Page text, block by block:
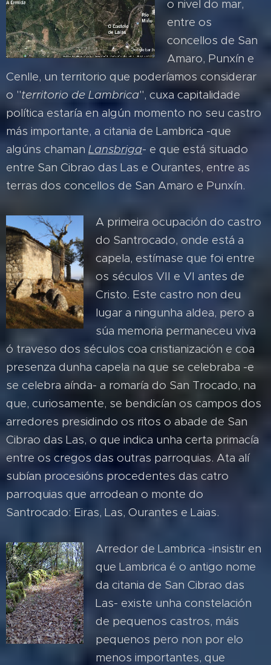
o nivel do mar,
entre os
concellos de San
Amaro, Punxín e
Cenlle, un territorio que poderíamos considerar
o "territorio de Lambrica", cuxa capitalidade
política estaría en algún momento no seu castro
más importante, a citania de Lambrica -que
algúns chaman Lansbriga- e que está situado
entre San Cibrao das Las e Ourantes, entre as
terras dos concellos de San Amaro e Punxín.
A primeira ocupación do castro
do Santrocado, onde está a
capela, estímase que foi entre
os séculos VII e VI antes de
Cristo. Este castro non deu
lugar a ningunha aldea, pero a
súa memoria permaneceu viva
ó traveso dos séculos coa cristianización e coa
presenza dunha capela na que se celebraba -e
se celebra aínda- a romaría do San Trocado, na
que, curiosamente, se bendicían os campos dos
arredores presidindo os ritos o abade de San
Cibrao das Las, o que indica unha certa primacía
entre os cregos das outras parroquias. Ata alí
subían procesións procedentes das catro
parroquias que arrodean o monte do
Santrocado: Eiras, Las, Ourantes e Laias.
Arredor de Lambrica -insistir en
que Lambrica é o antigo nome
da citania de San Cibrao das
Las- existe unha constelación
de pequenos castros, máis
pequenos pero non por elo
menos importantes, que